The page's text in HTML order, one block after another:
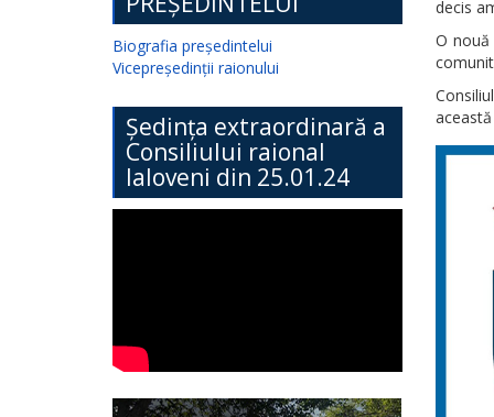
Biografia președintelui
Vicepreședinții raionului
Ședința extraordinară a
Consiliului raional
Ialoveni din 25.01.24
decis
O